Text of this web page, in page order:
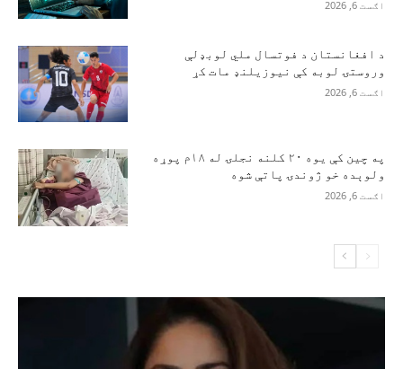
اګست 6, 2026
د افغانستان د فوتسال ملي لوبډلې
وروستۍ لوبه کې نیوزیلنډ مات کړ
اګست 6, 2026
په چین کې یوه ۲۰ کلنه نجلۍ له ۱۸م پوړه
ولوېده خو ژوندۍ پاتې شوه
اګست 6, 2026